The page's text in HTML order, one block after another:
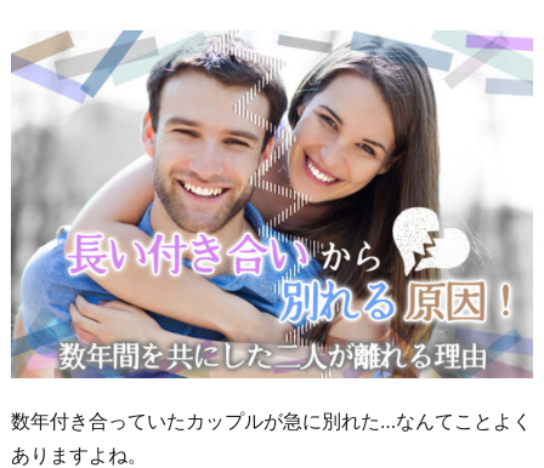
数年付き合っていたカップルが急に別れた…なんてことよく
ありますよね。